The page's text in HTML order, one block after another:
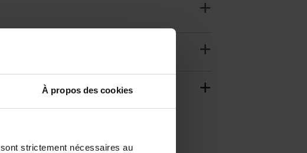
À propos des cookies
strictement nécessaires au